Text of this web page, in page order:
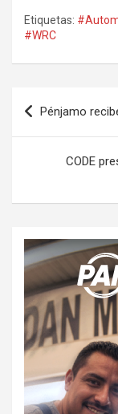
Etiquetas:
#WRC
Navegación
de
entradas
Pénjamo
CODE